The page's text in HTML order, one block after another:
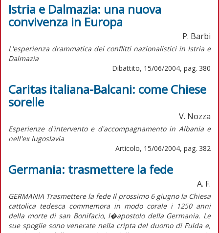
Istria e Dalmazia: una nuova
convivenza in Europa
P. Barbi
L'esperienza drammatica dei conflitti nazionalistici in Istria e
Dalmazia
Dibattito, 15/06/2004, pag. 380
Caritas italiana-Balcani: come Chiese
sorelle
V. Nozza
Esperienze d'intervento e d'accompagnamento in Albania e
nell'ex Iugoslavia
Articolo, 15/06/2004, pag. 382
Germania: trasmettere la fede
A. F.
GERMANIA Trasmettere la fede Il prossimo 6 giugno la Chiesa
cattolica tedesca commemora in modo corale i 1250 anni
della morte di san Bonifacio, l�apostolo della Germania. Le
sue spoglie sono venerate nella cripta del duomo di Fulda e,